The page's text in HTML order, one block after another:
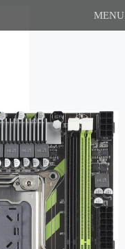
MENU